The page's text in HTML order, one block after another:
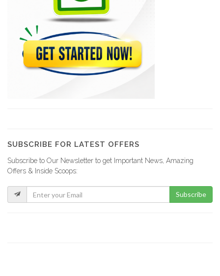
29674
Ministère des…
26679
Ministere de…
SUBSCRIBE FOR LATEST OFFERS
Subscribe to Our Newsletter to get Important News, Amazing
Offers & Inside Scoops:
Subscribe